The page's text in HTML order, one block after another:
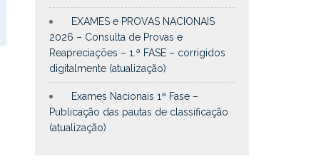
EXAMES e PROVAS NACIONAIS
2026 – Consulta de Provas e
Reapreciações – 1.ª FASE – corrigidos
digitalmente (atualização)
Exames Nacionais 1ª Fase –
Publicação das pautas de classificação
(atualização)